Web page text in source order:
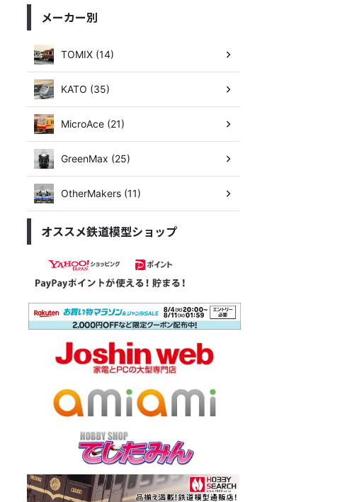
メーカー別
TOMIX (14)
KATO (35)
MicroAce (21)
GreenMax (25)
OtherMakers (11)
オススメ鉄道模型ショップ